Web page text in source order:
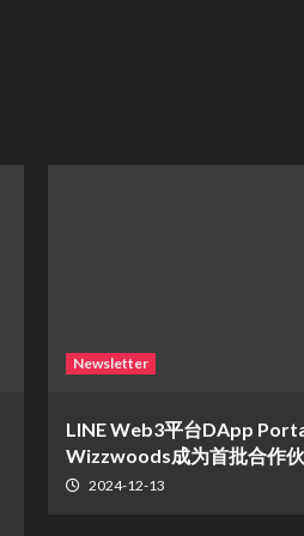
Newsletter
LINE Web3平台DApp
Wizzwoods成为首批合作
2024-12-13